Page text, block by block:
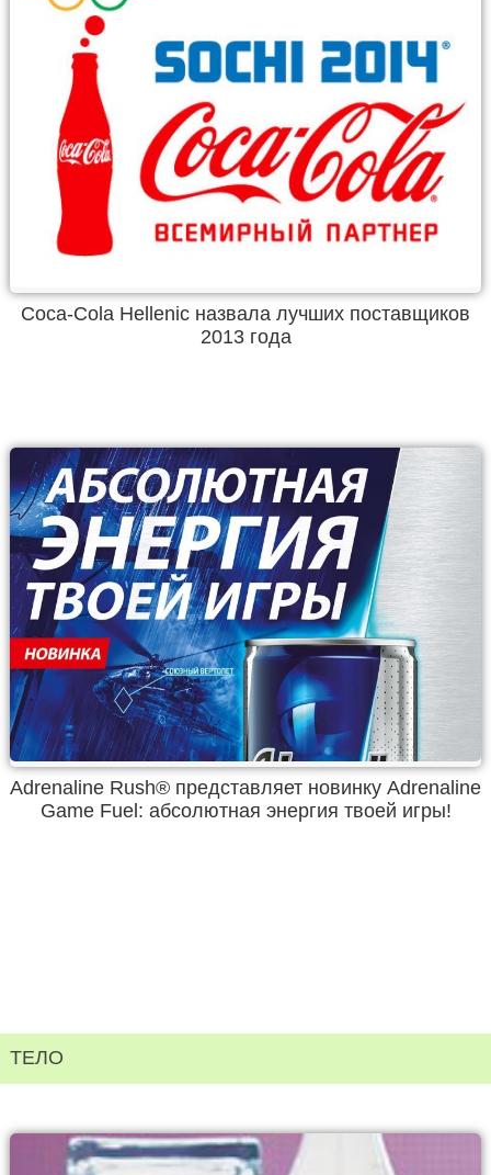
Coca-Cola Hellenic назвала лучших поставщиков
2013 года
Adrenaline Rush® представляет новинку Adrenaline
Game Fuel: абсолютная энергия твоей игры!
ТЕЛО